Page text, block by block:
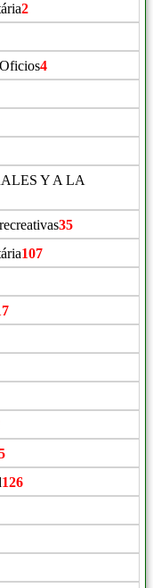
2
4
Y A LA
35
107
126